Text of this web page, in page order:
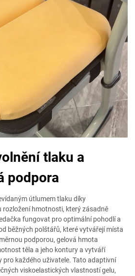
tlaku a
podpora
útlumem tlaku díky
hmotnosti, který zásadně
fungovat pro optimální pohodlí a
běžných polštářů, které vytvářejí místa
podporou, gelová hmota
těla a jeho kontury a vytváří
pro každého uživatele. Tato adaptivní
viskoelastických vlastností gelu,